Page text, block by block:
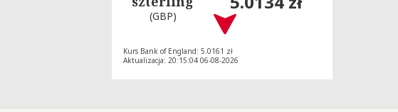
(GBP)
Kurs Bank of England: 5.0161 zł
Aktualizacja: 20:15:04 06-08-2026